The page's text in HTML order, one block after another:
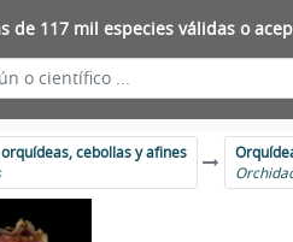
de 117 mil especies válidas o
cebollas y afines